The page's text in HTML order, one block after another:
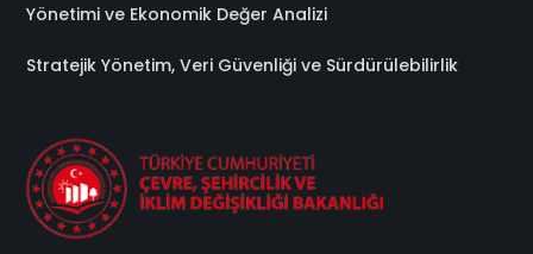
Yönetimi ve Ekonomik Değer Analizi
Stratejik Yönetim, Veri Güvenliği ve Sürdürülebilirlik